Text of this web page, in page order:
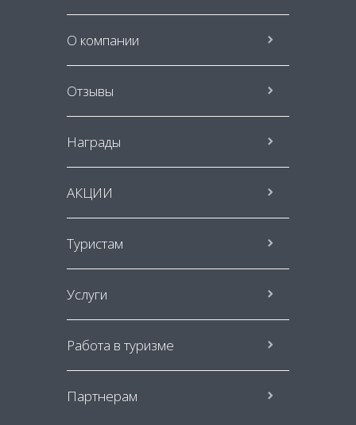
О компании
Отзывы
Награды
АКЦИИ
Туристам
Услуги
Работа в туризме
Партнерам